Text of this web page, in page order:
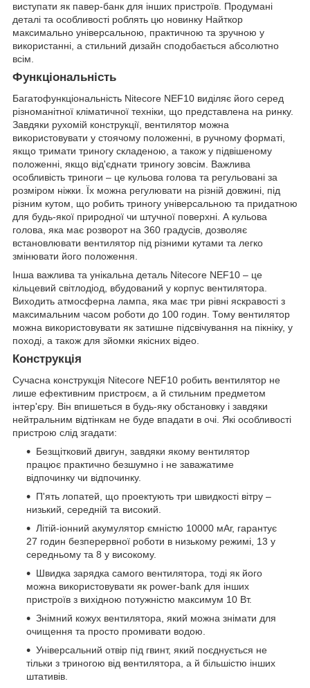
виступати як павер-банк для інших пристроїв. Продумані
деталі та особливості роблять цю новинку Найткор
максимально універсальною, практичною та зручною у
використанні, а стильний дизайн сподобається абсолютно
всім.
Функціональність
Багатофункціональність Nitecore NEF10 виділяє його серед
різноманітної кліматичної техніки, що представлена на ринку.
Завдяки рухомій конструкції, вентилятор можна
використовувати у стоячому положенні, в ручному форматі,
якщо тримати триногу складеною, а також у підвішеному
положенні, якщо від'єднати триногу зовсім. Важлива
особливість триноги – це кульова голова та регульовані за
розміром ніжки. Їх можна регулювати на різній довжині, під
різним кутом, що робить триногу універсальною та придатною
для будь-якої природної чи штучної поверхні. А кульова
голова, яка має розворот на 360 градусів, дозволяє
встановлювати вентилятор під різними кутами та легко
змінювати його положення.
Інша важлива та унікальна деталь Nitecore NEF10 – це
кільцевий світлодіод, вбудований у корпус вентилятора.
Виходить атмосферна лампа, яка має три рівні яскравості з
максимальним часом роботи до 100 годин. Тому вентилятор
можна використовувати як затишне підсвічування на пікніку, у
поході, а також для зйомки якісних відео.
Конструкція
Сучасна конструкція Nitecore NEF10 робить вентилятор не
лише ефективним пристроєм, а й стильним предметом
інтер'єру. Він впишеться в будь-яку обстановку і завдяки
нейтральним відтінкам не буде впадати в очі. Які особливості
пристрою слід згадати:
Безщітковий двигун, завдяки якому вентилятор
працює практично безшумно і не заважатиме
відпочинку чи відпочинку.
П'ять лопатей, що проектують три швидкості вітру –
низький, середній та високий.
Літій-іонний акумулятор ємністю 10000 мАг, гарантує
27 годин безперервної роботи в низькому режимі, 13 у
середньому та 8 у високому.
Швидка зарядка самого вентилятора, тоді як його
можна використовувати як power-bank для інших
пристроїв з вихідною потужністю максимум 10 Вт.
Знімний кожух вентилятора, який можна знімати для
очищення та просто промивати водою.
Універсальний отвір під гвинт, який поєднується не
тільки з триногою від вентилятора, а й більшістю інших
штативів.